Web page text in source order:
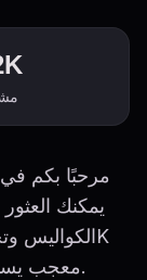
مرحبًا بكم
يمكنك
معجب يستمتعون بالمحتوى المتميز الخاص بي.